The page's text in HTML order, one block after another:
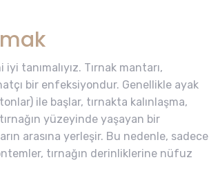
tanımalıyız. Tırnak mantarı,
bir enfeksiyondur. Genellikle ayak
ile başlar, tırnakta kalınlaşma,
yüzeyinde yaşayan bir
arasına yerleşir. Bu nedenle, sadece
tırnağın derinliklerine nüfuz